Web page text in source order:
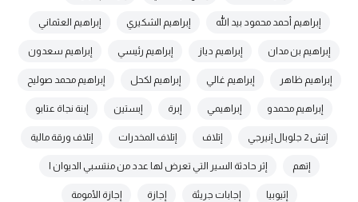
إبراهيم أحمد محمود بيد الله إبراهيم الشكيري إبراهيم العثماني
إبراهيم بن مدان إبراهيم دياز إبراهيم رئيسي إبراهيم سعدون
إبراهيم ظاهر إبراهيم غالي إبراهيم لكحل إبراهيم محمد صوليح
إبراهيم محمدو إبراهيمي إبرة إبستين إبنة نجاة عتابو
إتش 2 جلوبال إنيرجي إتلاف إتلاف المخدرات إتلاف ورقة مالية
إتهم إثر حادثة السير التي تعرض لها عدد من منتسبي الديوان ا
إثيوبيا إجابات جريئة إجازة إجازة الأمومة